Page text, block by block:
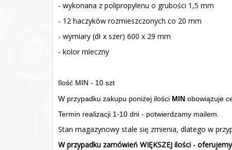
- wykonana z polipropylenu o grubości 1,5 mm
- 12 haczyków rozmieszczonych co 20 mm
- wymiary (dł x szer) 600 x 29 mm
- kolor mleczny
Ilość MIN - 10 szt
W przypadku zakupu poniżej ilości MIN obowiązuje
Termin realizacji 1-10 dni - potwierdzamy mailem.
Stan magazynowy stale się zmienia, dlatego w
W przypadku zamówień WIĘKSZEJ ilości -